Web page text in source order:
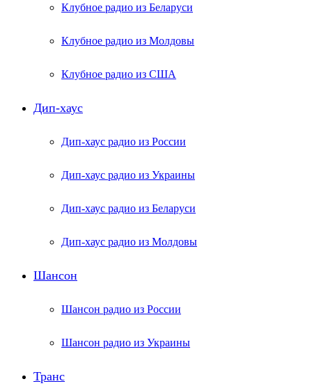
Клубное радио из Беларуси
Клубное радио из Молдовы
Клубное радио из США
Дип-хаус
Дип-хаус радио из России
Дип-хаус радио из Украины
Дип-хаус радио из Беларуси
Дип-хаус радио из Молдовы
Шансон
Шансон радио из России
Шансон радио из Украины
Транс